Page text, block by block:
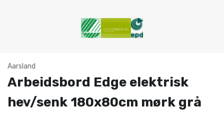
Aarsland
Arbeidsbord Edge elektrisk
hev/senk 180x80cm mørk grå